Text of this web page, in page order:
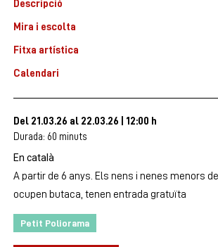
Descripció
Mira i escolta
Fitxa artística
Calendari
Del 21.03.26 al 22.03.26 12:00 h
Durada: 60 minuts
En català
A partir de 6 anys. Els nens i nenes menors
ocupen butaca, tenen entrada gratuïta
Petit Poliorama